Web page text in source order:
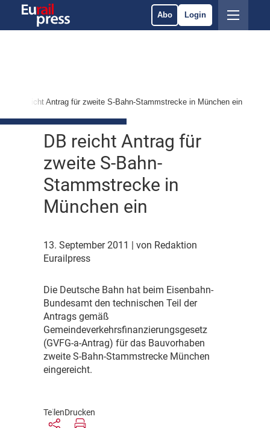
Abo Login
DB reicht Antrag für zweite S-Bahn-Stammstrecke in München ein
DB reicht Antrag für
zweite S-Bahn-
Stammstrecke in
München ein
13. September 2011
| von Redaktion
Eurailpress
Die Deutsche Bahn hat beim Eisenbahn-
Bundesamt den technischen Teil der
Antrags gemäß
Gemeindeverkehrsfinanzierungsgesetz
(GVFG-a-Antrag) für das Bauvorhaben
zweite S-Bahn-Stammstrecke München
eingereicht.
TeilenDrucken